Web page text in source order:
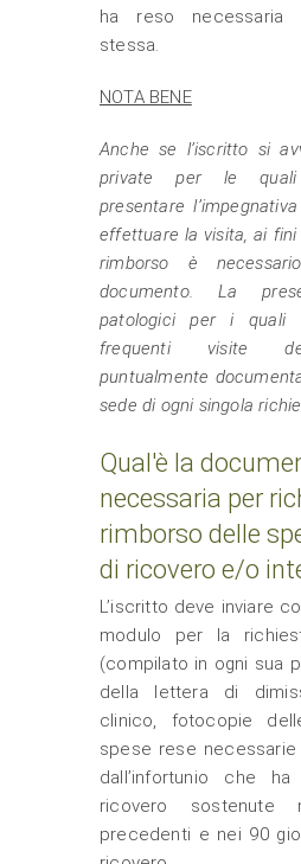
ha reso necessaria
stessa.
NOTA BENE
Anche se l’iscritto si
private per le
presentare
effettuare la visita, ai
rimborso è
documento. La
patologici per i quali
frequenti visite
puntualmente
sede di ogni singola
Qual'è la
necessaria per
rimborso delle
di ricovero e/o
L’iscritto deve inviare
modulo per la
(compilato in ogni sua
della lettera di
clinico, fotocopie
spese rese necessarie
dall’infortunio che
ricovero sostenute
precedenti e nei 90